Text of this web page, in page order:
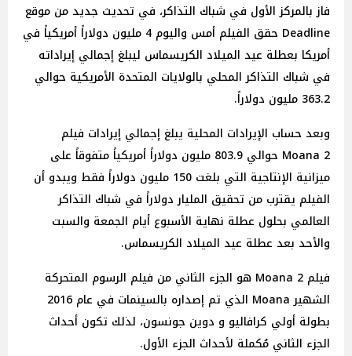
فاز بالمركز الأول في شباك التذاكر، في تحديث جديد من موقع
Deadline حقق الفيلم أمس واليوم 4 مليون دولاراً أمريكياً في
أمريكا بعطلة عيد الميلاد الكريسماس ليبلغ إجمالي إيراداته
في شباك التذاكر المحلي بالولايات المتحدة الأمريكية حوالي
363.2 مليون دولاراً.
وبعد حساب الإيرادات المحلية يبلغ إجمالي إيرادات فيلم
Moana 2 حوالي 803.9 مليون دولاراً أمريكياً متفوقاً على
ميزانية الإنتاجية التي بلغت 150 مليون دولاراً فقط ويبدو أن
الفيلم يقترب من تحقيق المليار دولاراً في شباك التذاكر
العالمي بحلول عطلة نهاية الأسبوع أيام الجمعة والسبت
والأحد بعد عطلة عيد الميلاد الكريسماس.
فيلم Moana 2 هو الجزء الثاني من فيلم الرسوم المتحركة
الشهير Moana الذي تم إصداره بالسينمات في عام 2016
بطولة أولي كرافاليو و دوين جونسون، لذلك تكون أحداث
الجزء الثاني مُكملة لأحداث الجزء الأول.